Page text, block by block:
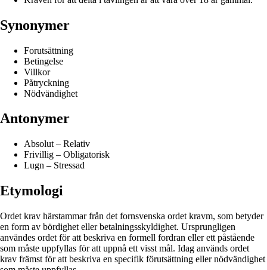
Synonymer
Forutsättning
Betingelse
Villkor
Påtryckning
Nödvändighet
Antonymer
Absolut – Relativ
Frivillig – Obligatorisk
Lugn – Stressad
Etymologi
Ordet krav härstammar från det fornsvenska ordet kravm, som betyder
en form av bördighet eller betalningsskyldighet. Ursprungligen
användes ordet för att beskriva en formell fordran eller ett påstående
som måste uppfyllas för att uppnå ett visst mål. Idag används ordet
krav främst för att beskriva en specifik förutsättning eller nödvändighet